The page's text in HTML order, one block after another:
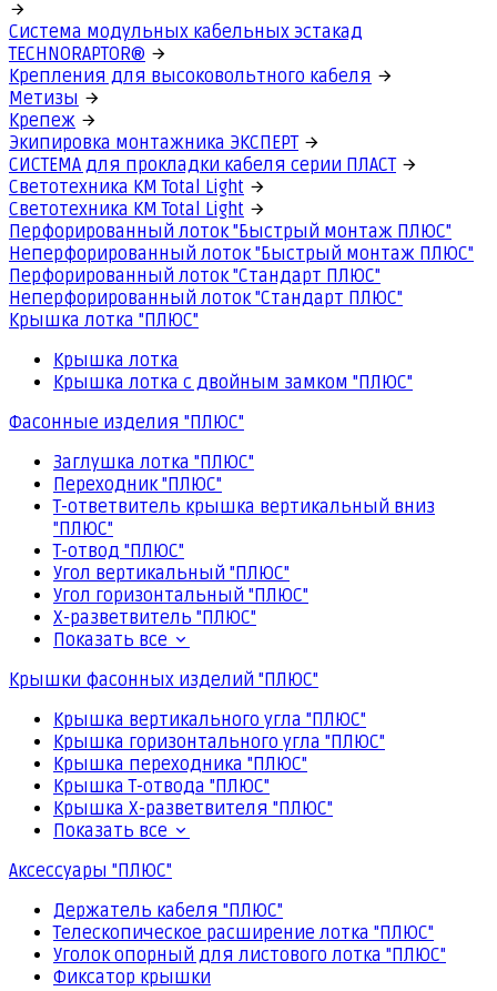
Система модульных кабельных эстакад
TECHNORAPTOR®
Крепления для высоковольтного кабеля
Метизы
Крепеж
Экипировка монтажника ЭКСПЕРТ
СИСТЕМА для прокладки кабеля серии ПЛАСТ
Светотехника КМ Total Light
Светотехника КМ Total Light
Перфорированный лоток "Быстрый монтаж ПЛЮС"
Неперфорированный лоток "Быстрый монтаж ПЛЮС"
Перфорированный лоток "Стандарт ПЛЮС"
Неперфорированный лоток "Стандарт ПЛЮС"
Крышка лотка "ПЛЮС"
Крышка лотка
Крышка лотка с двойным замком "ПЛЮС"
Фасонные изделия "ПЛЮС"
Заглушка лотка "ПЛЮС"
Переходник "ПЛЮС"
Т-ответвитель крышка вертикальный вниз
"ПЛЮС"
Т-отвод "ПЛЮС"
Угол вертикальный "ПЛЮС"
Угол горизонтальный "ПЛЮС"
Х-разветвитель "ПЛЮС"
Показать все
Крышки фасонных изделий "ПЛЮС"
Крышка вертикального угла "ПЛЮС"
Крышка горизонтального угла "ПЛЮС"
Крышка переходника "ПЛЮС"
Крышка Т-отвода "ПЛЮС"
Крышка Х-разветвителя "ПЛЮС"
Показать все
Аксессуары "ПЛЮС"
Держатель кабеля "ПЛЮС"
Телескопическое расширение лотка "ПЛЮС"
Уголок опорный для листового лотка "ПЛЮС"
Фиксатор крышки